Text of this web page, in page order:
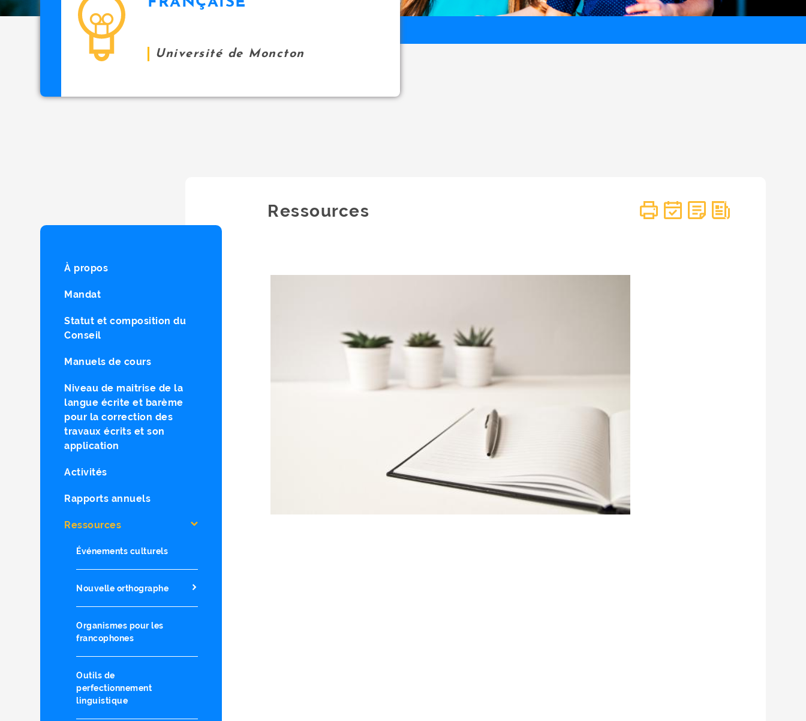
Université de Moncton
À propos
Mandat
Statut et composition du
Conseil
Manuels de cours
Niveau de maitrise de la
langue écrite et barème
pour la correction des
travaux écrits et son
application
Activités
Rapports annuels
Ressources
Événements culturels
Nouvelle orthographe
Organismes pour les
francophones
Outils de
perfectionnement
linguistique
Ressources